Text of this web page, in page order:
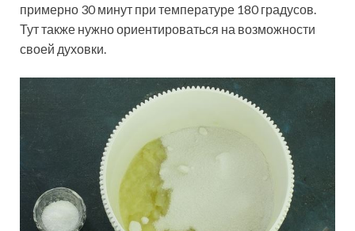
примерно 30 минут при температуре 180 градусов.
Тут также нужно ориентироваться на возможности
своей духовки.